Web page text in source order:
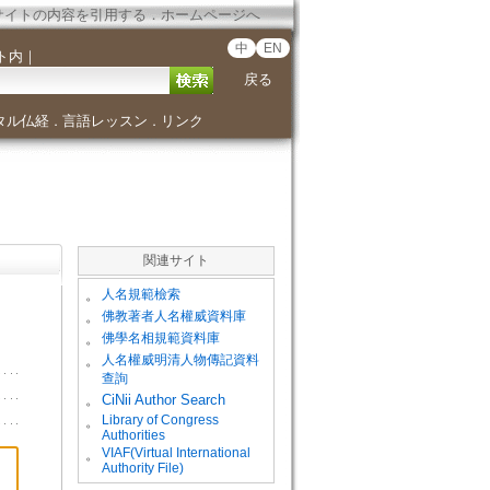
イトの内容を引用する．ホームページへ
内 ｜ 中 EN
戻る
ル仏経． 言語レッスン ． リンク
関連サイト
。 人名規範檢索
。 佛教著者人名權威資料庫
。 佛學名相規範資料庫
。
人名權威明清人物傳記資料
查詢
。
CiNii Author Search
。
Library of Congress
Authorities
。
VIAF(Virtual International
Authority File)